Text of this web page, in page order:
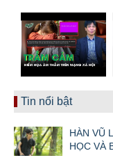
Tin nổi bật
HÀN VŨ
HỌC VÀ